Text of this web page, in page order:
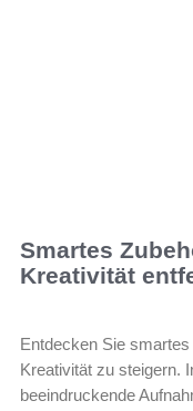
Smartes
Kreativität
Entdecken Sie
Kreativität zu steigern.
beeindruckende